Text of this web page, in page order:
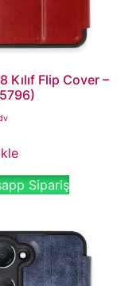
Kılıf Flip Cover –
Sipariş